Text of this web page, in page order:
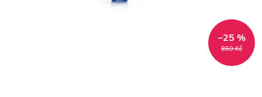
860 Kč
–25 %